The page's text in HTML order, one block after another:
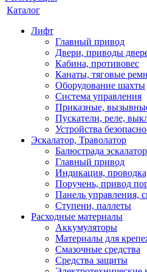
Каталог
Лифт
Главный привод
Двери, приводы
Кабина, противовес
Канаты, тяговые
Оборудование шахты
Система управления
Приказные,
Пускатели, реле,
Устройства
Эскалатор, Траволатор
Балюстрада
Главный привод
Индикация,
Поручень, привод
Панель управления,
Ступени, паллеты
Расходные материалы
Аккумуляторы
Материалы для
Смазочные средства
Средства защиты